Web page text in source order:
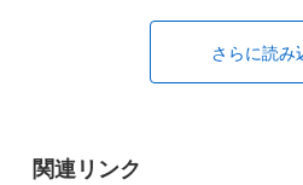
さらに読み
関連リンク